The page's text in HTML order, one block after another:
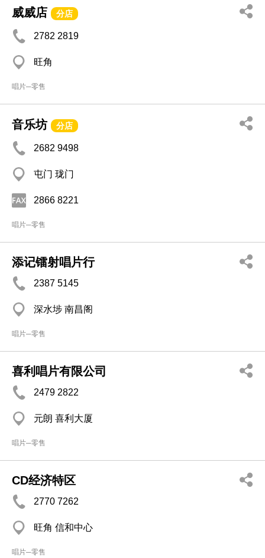
威威店 分店
2782 2819
旺角
唱片─零售
音乐坊 分店
2682 9498
屯门 珑门
2866 8221
唱片─零售
添记镭射唱片行
2387 5145
深水埗 南昌阁
唱片─零售
喜利唱片有限公司
2479 2822
元朗 喜利大厦
唱片─零售
CD经济特区
2770 7262
旺角 信和中心
唱片─零售